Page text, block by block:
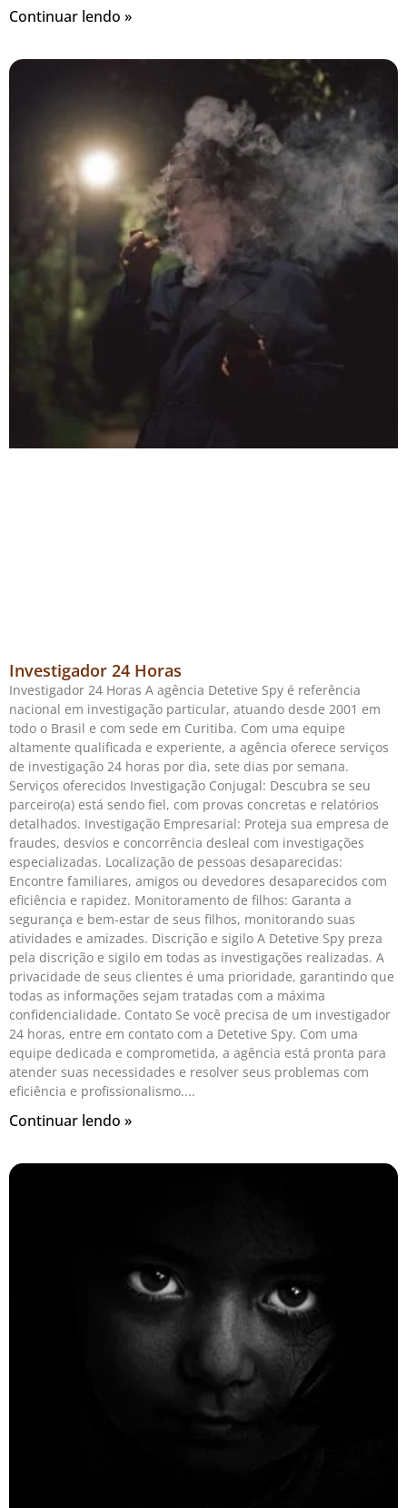
Continuar lendo »
Investigador 24 Horas
Investigador 24 Horas A agência Detetive Spy é referência
nacional em investigação particular, atuando desde 2001 em
todo o Brasil e com sede em Curitiba. Com uma equipe
altamente qualificada e experiente, a agência oferece serviços
de investigação 24 horas por dia, sete dias por semana.
Serviços oferecidos Investigação Conjugal: Descubra se seu
parceiro(a) está sendo fiel, com provas concretas e relatórios
detalhados. Investigação Empresarial: Proteja sua empresa de
fraudes, desvios e concorrência desleal com investigações
especializadas. Localização de pessoas desaparecidas:
Encontre familiares, amigos ou devedores desaparecidos com
eficiência e rapidez. Monitoramento de filhos: Garanta a
segurança e bem-estar de seus filhos, monitorando suas
atividades e amizades. Discrição e sigilo A Detetive Spy preza
pela discrição e sigilo em todas as investigações realizadas. A
privacidade de seus clientes é uma prioridade, garantindo que
todas as informações sejam tratadas com a máxima
confidencialidade. Contato Se você precisa de um investigador
24 horas, entre em contato com a Detetive Spy. Com uma
equipe dedicada e comprometida, a agência está pronta para
atender suas necessidades e resolver seus problemas com
eficiência e profissionalismo.
Continuar lendo »